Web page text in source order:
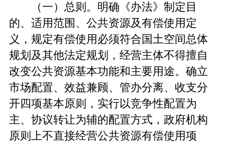
（一）总则。明确《办法》制定目
的、适用范围、公共资源及有偿使用定
义，规定有偿使用必须符合国土空间总体
规划及其他法定规划，经营主体不得擅自
改变公共资源基本功能和主要用途。确立
市场配置、效益兼顾、管办分离、收支分
开四项基本原则，实行以竞争性配置为
主、协议转让为辅的配置方式，政府机构
原则上不直接经营公共资源有偿使用项